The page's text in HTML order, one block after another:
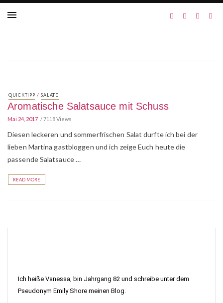
QUICKTIPP / SALATE
Aromatische Salatsauce mit Schuss
Mai 24, 2017 7118 Views
Diesen leckeren und sommerfrischen Salat durfte ich bei der
lieben Martina gastbloggen und ich zeige Euch heute die
passende Salatsauce …
READ MORE
Ich heiße Vanessa, bin Jahrgang 82 und schreibe unter dem
Pseudonym Emily Shore meinen Blog.